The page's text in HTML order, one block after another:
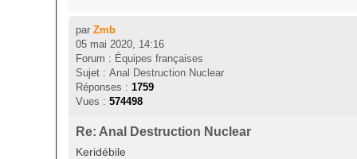
par Zmb
05 mai 2020, 14:16
Forum : Équipes françaises
Sujet : Anal Destruction Nuclear
Réponses : 1759
Vues : 574498
Re: Anal Destruction Nuclear
Keridébile